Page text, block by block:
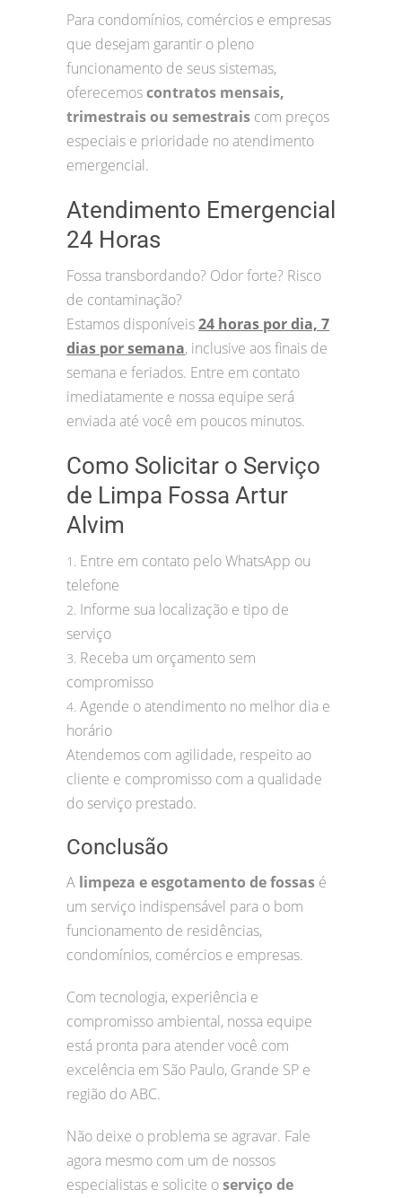
Para condomínios, comércios e empresas
que desejam garantir o pleno
funcionamento de seus sistemas,
oferecemoscontratos mensais,
trimestrais ou semestrais com preços
especiais e prioridade no atendimento
emergencial.
Atendimento Emergencial
24 Horas
Fossa transbordando? Odor forte? Risco
de contaminação?
Estamos disponíveis24 horas por dia, 7
dias por semana, inclusive aos finais de
semana e feriados. Entre em contato
imediatamente e nossa equipe será
enviada até você em poucos minutos.
Como Solicitar o Serviço
de Limpa Fossa Artur
Alvim
1. Entre em contato pelo WhatsApp ou
telefone
2. Informe sua localização e tipo de
serviço
3. Receba um orçamento sem
compromisso
4. Agende o atendimento no melhor dia e
horário
Atendemos com agilidade, respeito ao
cliente e compromisso com a qualidade
do serviço prestado.
Conclusão
A limpeza e esgotamento de fossas é
um serviço indispensável para o bom
funcionamento de residências,
condomínios, comércios e empresas.
Com tecnologia, experiência e
compromisso ambiental, nossa equipe
está pronta para atender você com
excelência em São Paulo, Grande SP e
região do ABC.
Não deixe o problema se agravar. Fale
agora mesmo com um de nossos
especialistas e solicite oserviço de